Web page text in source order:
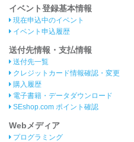
イベント登録基本情報
現在申込中のイベント
イベント申込履歴
送付先情報・支払情報
送付先一覧
クレジットカード情報確認・変更
購入履歴
電子書籍・データダウンロード
SEshop.com ポイント確認
Webメディア
プログラミング